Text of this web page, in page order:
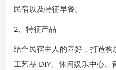
民宿以及特征早餐。
2、特征产品
结合民宿主人的喜好，打造
工艺品 DIY、休闲娱乐中心、